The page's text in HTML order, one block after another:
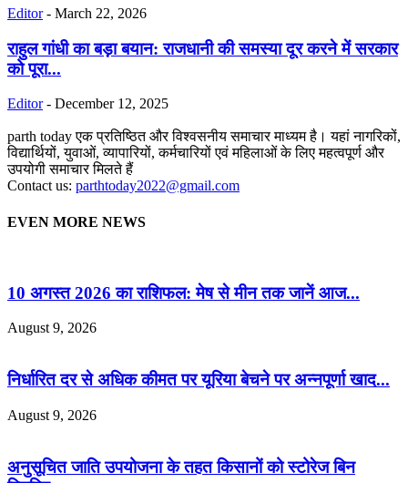
Editor - March 22, 2026
राहुल गांधी का बड़ा बयान: राजधानी की समस्या दूर करने में सरकार
को पूरा...
Editor - December 12, 2025
parth today एक प्रतिष्ठित और विश्वसनीय समाचार माध्यम है। यहां नागरिकों,
विद्यार्थियों, युवाओं, व्यापारियों, कर्मचारियों एवं महिलाओं के लिए महत्वपूर्ण और
उपयोगी समाचार मिलते हैं
Contact us: parthtoday2022@gmail.com
EVEN MORE NEWS
10 अगस्त 2026 का राशिफल: मेष से मीन तक जानें आज...
August 9, 2026
निर्धारित दर से अधिक कीमत पर यूरिया बेचने पर अन्नपूर्णा खाद...
August 9, 2026
अनुसूचित जाति उपयोजना के तहत किसानों को स्टोरेज बिन